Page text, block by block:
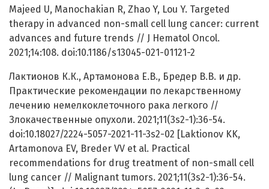
Majeed U, Manochakian R, Zhao Y, Lou Y. Targeted
therapy in advanced non-small cell lung cancer: current
advances and future trends // J Hematol Oncol.
2021;14:108. doi:10.1186/s13045-021-01121-2
Лактионов К.К., Артамонова Е.В., Бредер В.В. и др.
Практические рекомендации по лекарственному
лечению немелкоклеточного рака легкого //
Злокачественные опухоли. 2021;11(3s2-1):36-54.
doi:10.18027/2224-5057-2021-11-3s2-02 [Laktionov KK,
Artamonova EV, Breder VV et al. Practical
recommendations for drug treatment of non-small cell
lung cancer // Malignant tumors. 2021;11(3s2-1):36-54.